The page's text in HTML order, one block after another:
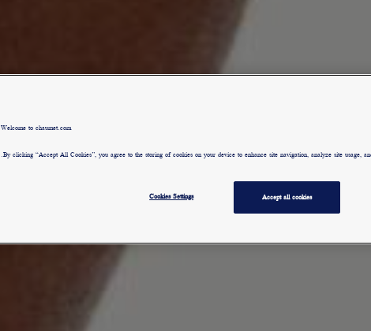
Welcome to chaumet.com
By clicking “Accept All Cookies”, you agree to the storing of cookies on your device to enhance site navigation, analyze site usage,
Cookies Settings Accept all cookies